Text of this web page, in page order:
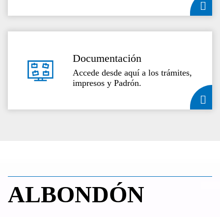
Documentación
Accede desde aquí a los trámites,
impresos y Padrón.
ALBONDÓN